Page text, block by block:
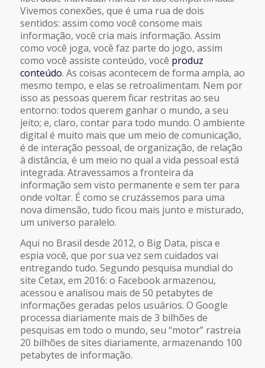
Vivemos conexões, que é uma rua de dois
sentidos: assim como você consome mais
informação, você cria mais informação. Assim
como você joga, você faz parte do jogo, assim
como você assiste conteúdo, você produz
conteúdo. As coisas acontecem de forma ampla, ao
mesmo tempo, e elas se retroalimentam. Nem por
isso as pessoas querem ficar restritas ao seu
entorno: todos querem ganhar o mundo, a seu
jeito; e, claro, contar para todo mundo. O ambiente
digital é muito mais que um meio de comunicação,
é de interação pessoal, de organização, de relação
à distância, é um meio no qual a vida pessoal está
integrada. Atravessamos a fronteira da
informação sem visto permanente e sem ter para
onde voltar. É como se cruzássemos para uma
nova dimensão, tudo ficou mais junto e misturado,
um universo paralelo.
Aqui no Brasil desde 2012, o Big Data, pisca e
espia você, que por sua vez sem cuidados vai
entregando tudo. Segundo pesquisa mundial do
site Cetax, em 2016: o Facebook armazenou,
acessou e analisou mais de 50 petabytes de
informações geradas pelos usuários. O Google
processa diariamente mais de 3 bilhões de
pesquisas em todo o mundo, seu “motor” rastreia
20 bilhões de sites diariamente, armazenando 100
petabytes de informação.